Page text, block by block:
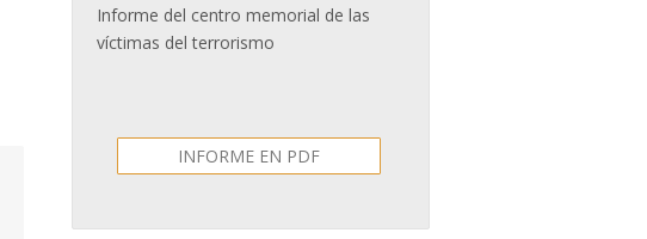
Informe del centro memorial de las
víctimas del terrorismo
INFORME EN PDF